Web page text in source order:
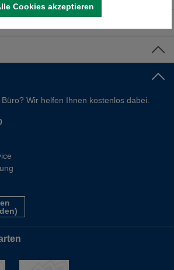
Wir helfen Ihnen kostenlos dabei.
Cookies akzeptieren